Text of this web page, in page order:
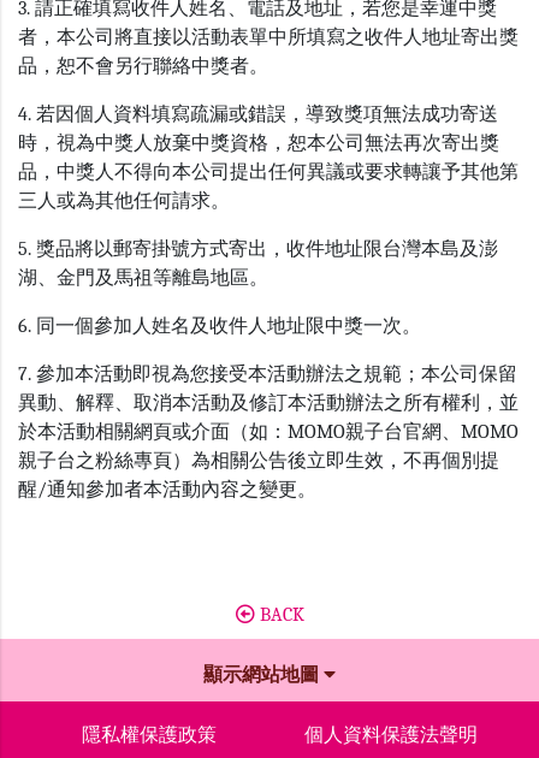
3. 請正確填寫收件人姓名、電話及地址，若您是幸運中獎
者，本公司將直接以活動表單中所填寫之收件人地址寄出獎
品，恕不會另行聯絡中獎者。
4. 若因個人資料填寫疏漏或錯誤，導致獎項無法成功寄送
時，視為中獎人放棄中獎資格，恕本公司無法再次寄出獎
品，中獎人不得向本公司提出任何異議或要求轉讓予其他第
三人或為其他任何請求。
5. 獎品將以郵寄掛號方式寄出，收件地址限台灣本島及澎
湖、金門及馬祖等離島地區。
6. 同一個參加人姓名及收件人地址限中獎一次。
7. 參加本活動即視為您接受本活動辦法之規範；本公司保留
異動、解釋、取消本活動及修訂本活動辦法之所有權利，並
於本活動相關網頁或介面（如：MOMO親子台官網、MOMO
親子台之粉絲專頁）為相關公告後立即生效，不再個別提
醒/通知參加者本活動內容之變更。
BACK
顯示網站地圖
隱私權保護政策 個人資料保護法聲明